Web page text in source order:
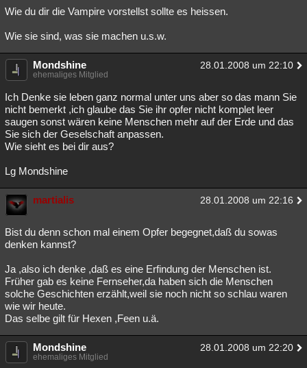
Wie du dir die Vampire vorstellst sollte es heissen.
Wie sie sind, was sie machen u.s.w.
Mondshine 28.01.2008 um 22:10
ehemaliges Mitglied
Ich Denke sie leben ganz normal unter uns aber so das mann Sie
nicht bemerkt ,ich glaube das Sie ihr opfer nicht komplet leer
saugen sonst wären keine Menschen mehr auf der Erde und das
Sie sich der Geselschaft anpassen.
Wie sieht es bei dir aus?
Lg Mondshine
martialis 28.01.2008 um 22:16
Bist du denn schon mal einem Opfer begegnet,daß du sowas
denken kannst?
Ja ,also ich denke ,daß es eine Erfindung der Menschen ist.
Früher gab es keine Fernseher,da haben sich die Menschen
solche Geschichten erzählt,weil sie noch nicht so schlau waren
wie wir heute.
Das selbe gilt für Hexen ,Feen u.ä.
Mondshine 28.01.2008 um 22:20
ehemaliges Mitglied